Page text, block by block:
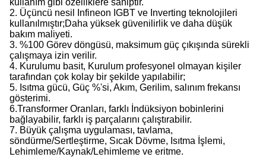
kullanım gibi özelliklere sahiptir.
2. Üçüncü nesil Infineon IGBT ve Inverting teknolojileri
kullanılmıştır;Daha yüksek güvenilirlik ve daha düşük
bakım maliyeti.
3. %100 Görev döngüsü, maksimum güç çıkışında sürekli
çalışmaya izin verilir.
4. Kurulumu basit, Kurulum profesyonel olmayan kişiler
tarafından çok kolay bir şekilde yapılabilir;
5. Isıtma gücü, Güç %'si, Akım, Gerilim, salınım frekansı
gösterimi.
6.Transformer Oranları, farklı İndüksiyon bobinlerini
bağlayabilir, farklı iş parçalarını çalıştırabilir.
7. Büyük çalışma uygulaması, tavlama,
söndürme/Sertleştirme, Sıcak Dövme, Isıtma İşlemi,
Lehimleme/Kaynak/Lehimleme ve eritme.